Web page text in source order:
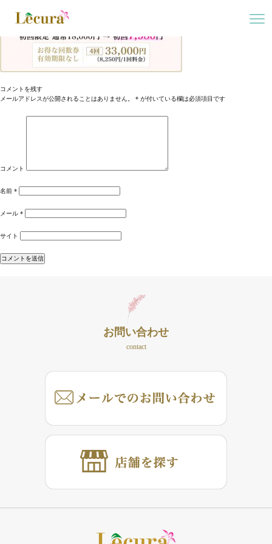
コメントを残す
メールアドレスが公開されることはありません。
* が付いている欄は必須項目です
コメント
名前 *
メール *
サイト
お問い合わせ
contact